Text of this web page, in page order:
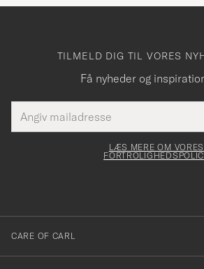
TILMELD DIG TIL VORES
Få nyheder og
mailadresse
skal
Tack
för
dig
till
vårt
LÆS MERE OM VORES
CARE OF CARL